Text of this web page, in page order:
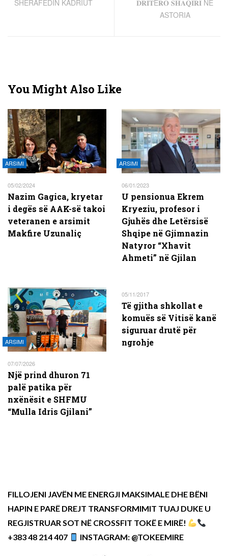
SHERAFEDIN KADRIUT
𝐃𝐑𝐈𝐓Ë𝐑𝐎 𝐒𝐇𝐀𝐐𝐈𝐑𝐈 NË
ASTORIA
You Might Also Like
ARSIMI
05/02/2024
Nazim Gagica, kryetar
i degës së AAK-së takoi
veteranen e arsimit
Makfire Uzunaliç
ARSIMI
06/01/2023
U pensionua Ekrem
Kryeziu, profesor i
Gjuhës dhe Letërsisë
Shqipe në Gjimnazin
Natyror “Xhavit
Ahmeti” në Gjilan
ARSIMI
07/07/2026
Një prind dhuron 71
palë patika për
nxënësit e SHFMU
“Mulla Idris Gjilani”
05/11/2017
Të gjitha shkollat e
komuës së Vitisë kanë
siguruar drutë për
ngrohje
FILLOJENI JAVËN ME ENERGJI MAKSIMALE DHE BËNI
HAPIN E PARË DREJT TRANSFORMIMIT TUAJ DUKE U
REGJISTRUAR SOT NË CROSSFIT TOKË E MIRË!
+383 48 214 407
INSTAGRAM: @TOKEEMIRE